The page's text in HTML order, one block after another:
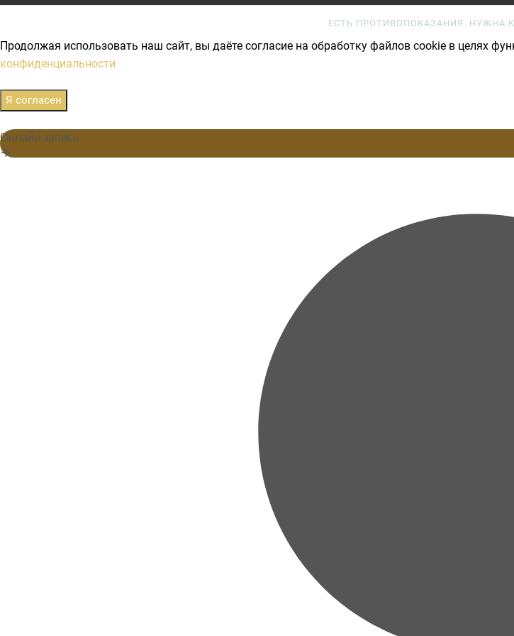
ЕСТЬ ПРОТИВОПОКАЗАНИЯ. НУЖНА
Продолжая использовать наш сайт, вы даёте согласие на обработку файлов cookie в целях
конфиденциальности
Я согласен